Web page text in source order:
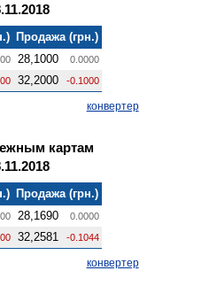
Продажа (грн.)
28,1000 0.0000
32,2000 -0.1000
конвертер
картам
Продажа (грн.)
28,1690 0.0000
32,2581 -0.1044
конвертер